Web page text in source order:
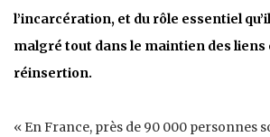
l’incarcération, et du rôle essentiel
malgré tout dans le maintien des liens
réinsertion.
« En France, près de 90 000 personnes